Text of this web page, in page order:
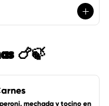
🍗🍃
mechada y tocino en